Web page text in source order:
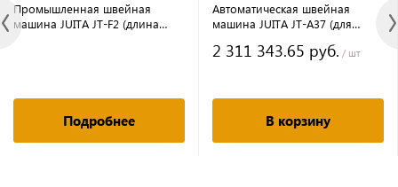
Промышленная швейная
машина JUITA JT-F2 (длина
Подробнее
Автоматическая швейная
машина JUITA JT-A37 (для
рамку, размер 170*24 мм)
2 311 343.65 руб. / шт
В корзину